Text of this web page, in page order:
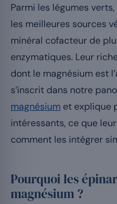
Parmi les légumes
les meilleures sources
minéral cofacteur de
enzymatiques. Leur
dont le magnésium est
s’inscrit dans notre
magnésium et explique
intéressants, ce que
comment les intégrer
Pourquoi les
magnésium ?